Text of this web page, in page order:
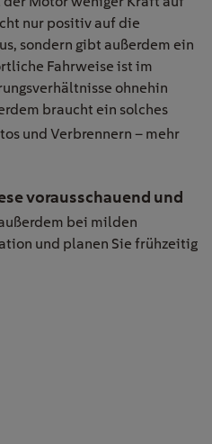
nur positiv auf die
sondern gibt außerdem ein
Fahrweise ist im
ohnehin
braucht ein solches
und Verbrennern – mehr
vorausschauend und
bei milden
und planen Sie frühzeitig